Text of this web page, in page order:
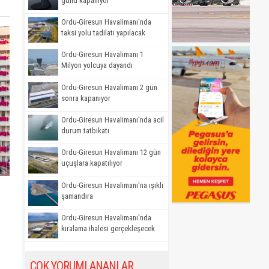
Ordu-Giresun Havalimanı'nda
taksi yolu tadilatı yapılacak
Ordu-Giresun Havalimanı 1
Milyon yolcuya dayandı
Ordu-Giresun Havalimanı 2 gün
sonra kapanıyor
Ordu-Giresun Havalimanı'nda acil
durum tatbikatı
Ordu-Giresun Havalimanı 12 gün
uçuşlara kapatılıyor
Ordu-Giresun Havalimanı'na ışıklı
şamandıra
Ordu-Giresun Havalimanı'nda
kiralama ihalesi gerçekleşecek